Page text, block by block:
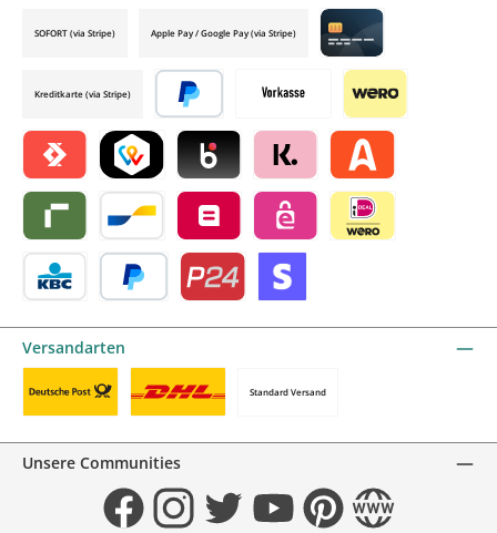
Vorkasse Wero
Satispay by mollieTWINT by mollieBlik by mollieKlarna by mollieAlma by mollie
Riverty by mollieBancontact by mollie
Belfius by mollieeps by mollie
SOFORT (via Stripe) Apple Pay / Google Pay (via Stripe)
Credit card by mollie
Kreditkarte (via Stripe)
Später bezahlen
Versandarten
Standard Versand
Unsere Communities
FacebookInstagramTwitter YouTubePinterestWebsite